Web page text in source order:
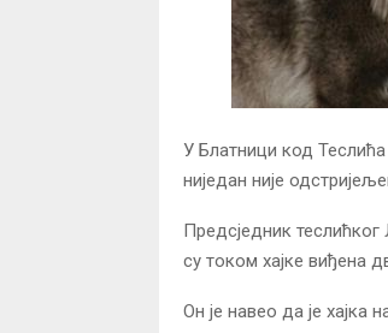
У Блатници код Теслића
ниједан није
Предсједник
су током хајке виђена
Он је навео да је хајка